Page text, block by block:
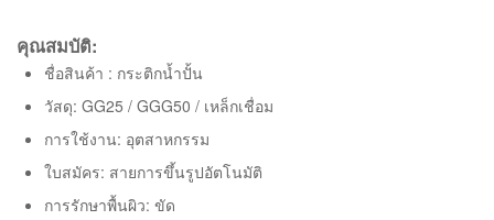
คุณสมบัติ:
ชื่อสินค้า : กระติกน้ำปั้น
วัสดุ: GG25 / GGG50 / เหล็กเชื่อม
การใช้งาน: อุตสาหกรรม
ใบสมัคร: สายการขึ้นรูปอัตโนมัติ
การรักษาพื้นผิว: ขัด